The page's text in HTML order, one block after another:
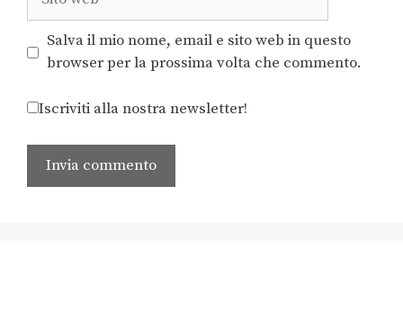
Salva il mio nome, email e sito web in questo
browser per la prossima volta che commento.
Iscriviti alla nostra newsletter!